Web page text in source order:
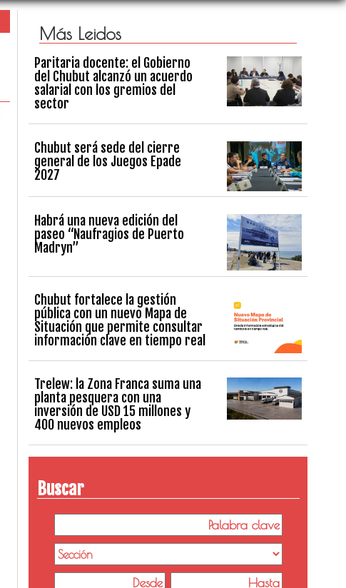
Más Leidos
Paritaria docente: el Gobierno
del Chubut alcanzó un acuerdo
salarial con los gremios del
sector
Chubut será sede del cierre
general de los Juegos Epade
2027
Habrá una nueva edición del
paseo “Naufragios de Puerto
Madryn”
Chubut fortalece la gestión
pública con un nuevo Mapa de
Situación que permite consultar
información clave en tiempo real
Trelew: la Zona Franca suma una
planta pesquera con una
inversión de USD 15 millones y
400 nuevos empleos
Buscar